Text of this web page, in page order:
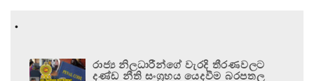
.
රාජ්‍ය නිලධාරීන්ගේ වැරදි තීරණවලට
දණ්ඩ නීති සංග්‍රහය යෙදවීම බරපතල